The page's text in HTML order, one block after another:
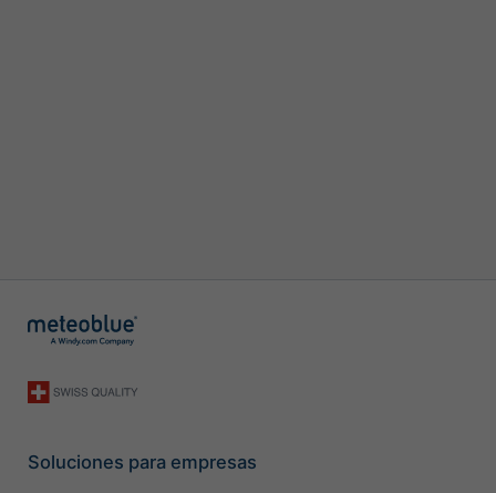
Soluciones para empresas